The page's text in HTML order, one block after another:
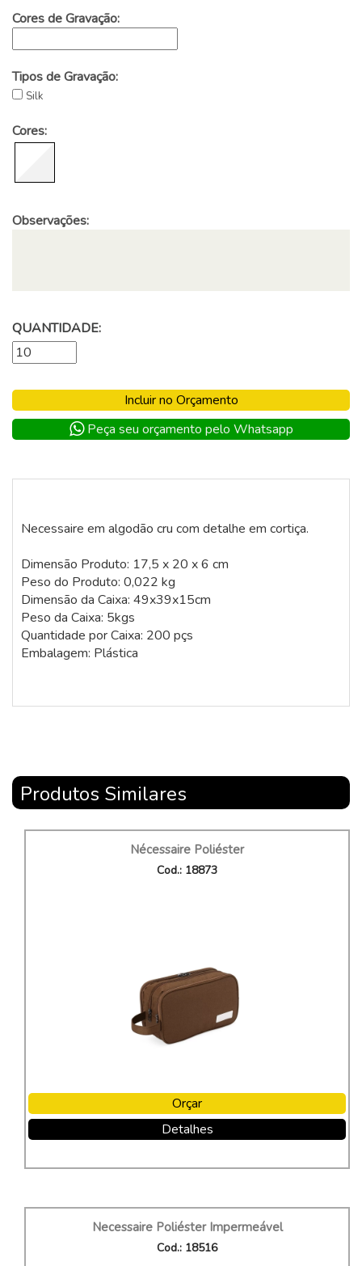
Cores de Gravação:
Tipos de Gravação:
Silk
Cores:
Observações:
QUANTIDADE:
Incluir no Orçamento
Peça seu orçamento pelo Whatsapp
Necessaire em algodão cru com detalhe em cortiça.
Dimensão Produto: 17,5 x 20 x 6 cm
Peso do Produto: 0,022 kg
Dimensão da Caixa: 49x39x15cm
Peso da Caixa: 5kgs
Quantidade por Caixa: 200 pçs
Embalagem: Plástica
Produtos Similares
Nécessaire Poliéster
Cod.: 18873
Orçar
Detalhes
Necessaire Poliéster Impermeável
Cod.: 18516